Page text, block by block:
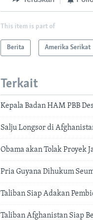
This item is part of
Berita Amerika Serikat
Terkait
Kepala Badan HAM PBB
Salju Longsor di
Obama akan Tolak Proyek
Pria Guyana Dihukum
Taliban Siap Adakan
Taliban Afghanistan Siap